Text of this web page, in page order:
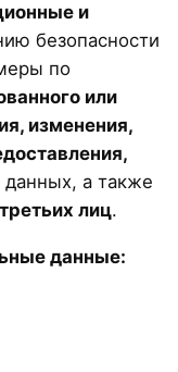
и
безопасности
по
или
изменения,
а также
лиц.
данные: